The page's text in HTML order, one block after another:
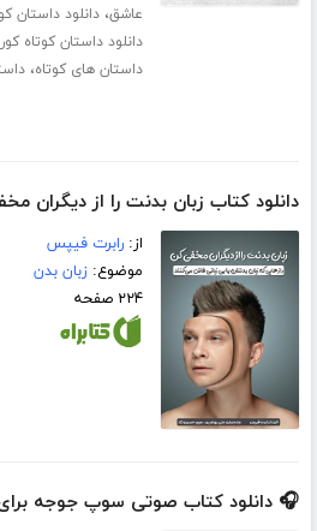
عاشق،دانلود داستان
دانلود داستان کوتاه
داستان های کوتاه،
دانلود کتاب زبان بدنت را از دیگران
از:رابرت فیپس
موضوع:زبان بدن
۲۲۴ صفحه
🎧 دانلود کتاب صوتی سوپ جوجه